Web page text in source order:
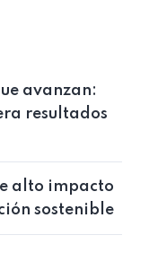
avanzan:
resultados
alto impacto
sostenible